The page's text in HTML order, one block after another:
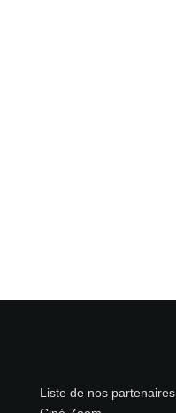
Liste de nos partenaires